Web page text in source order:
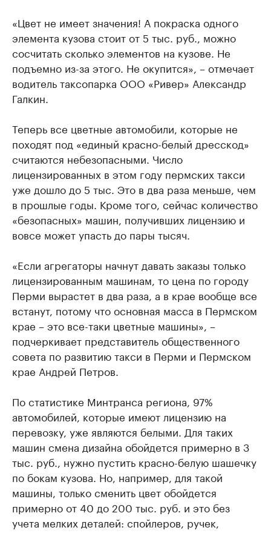
«Цвет не имеет значения! А покраска одного
элемента кузова стоит от 5 тыс. руб., можно
сосчитать сколько элементов на кузове. Не
подъемно из-за этого. Не окупится», – отмечает
водитель таксопарка ООО «Ривер» Александр
Галкин.
Теперь все цветные автомобили, которые не
походят под «единый красно-белый дресскод»
считаются небезопасными. Число
лицензированных в этом году пермских такси
уже дошло до 5 тыс. Это в два раза меньше, чем
в прошлые годы. Кроме того, сейчас количество
«безопасных» машин, получивших лицензию и
вовсе может упасть до пары тысяч.
«Если агрегаторы начнут давать заказы только
лицензированным машинам, то цена по городу
Перми вырастет в два раза, а в крае вообще все
встанут, потому что основная масса в Пермском
крае – это все-таки цветные машины», –
подчеркивает представитель общественного
совета по развитию такси в Перми и Пермском
крае Андрей Петров.
По статистике Минтранса региона, 97%
автомобилей, которые имеют лицензию на
перевозку, уже являются белыми. Для таких
машин смена дизайна обойдется примерно в 3
тыс. руб., нужно пустить красно-белую шашечку
по бокам кузова. Но, например, для такой
машины, только сменить цвет обойдется
примерно от 40 до 200 тыс. руб. и это без
учета мелких деталей: спойлеров, ручек,